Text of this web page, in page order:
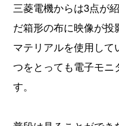
三菱電機からは3点が
だ箱形の布に映像が
マテリアルを使用し
つをとっても電子モニ
す。